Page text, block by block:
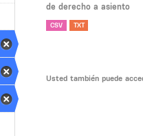
de derecho a asiento
CSV TXT
Usted también puede